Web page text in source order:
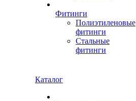
Фитинги
Полиэтиленовые
фитинги
Стальные
фитинги
Каталог